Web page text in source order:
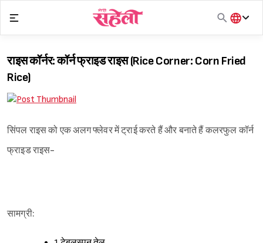
content
हिंदी
मराठी
राइस कॉर्नर: कॉर्न फ्राइड राइस (Rice Corner: Corn Fried
Rice)
सिंपल राइस को एक अलग फ्लेवर में ट्राई करते हैं और बनाते हैं कलरफुल कॉर्न
फ्राइड राइस-
सामग्री: